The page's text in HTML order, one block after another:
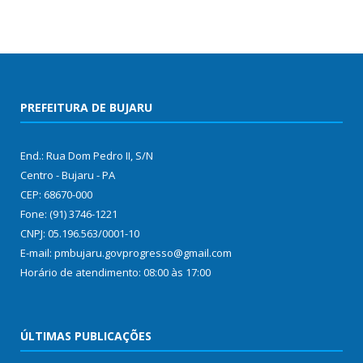
PREFEITURA DE BUJARU
End.: Rua Dom Pedro II, S/N
Centro - Bujaru - PA
CEP: 68670-000
Fone: (91) 3746-1221
CNPJ: 05.196.563/0001-10
E-mail: pmbujaru.govprogresso@gmail.com
Horário de atendimento: 08:00 às 17:00
ÚLTIMAS PUBLICAÇÕES